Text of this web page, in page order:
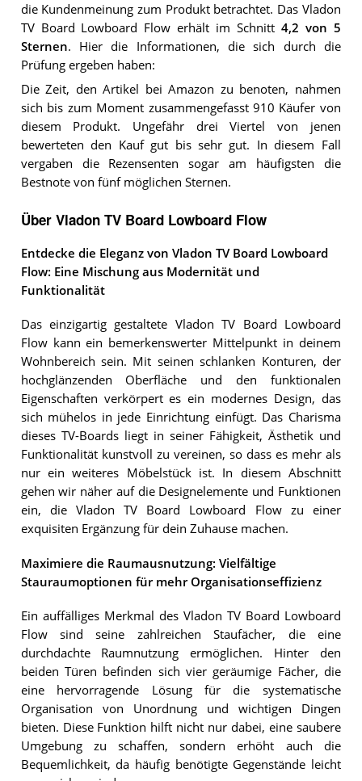
die Kundenmeinung zum Produkt betrachtet. Das Vladon
TV Board Lowboard Flow erhält im Schnitt4,2 von 5
Sternen. Hier die Informationen, die sich durch die
Prüfung ergeben haben:
Die Zeit, den Artikel bei Amazon zu benoten, nahmen
sich bis zum Moment zusammengefasst 910 Käufer von
diesem Produkt. Ungefähr drei Viertel von jenen
bewerteten den Kauf gut bis sehr gut. In diesem Fall
vergaben die Rezensenten sogar am häufigsten die
Bestnote von fünf möglichen Sternen.
Über Vladon TV Board Lowboard Flow
Entdecke die Eleganz von Vladon TV Board Lowboard
Flow: Eine Mischung aus Modernität und
Funktionalität
Das einzigartig gestaltete Vladon TV Board Lowboard
Flow kann ein bemerkenswerter Mittelpunkt in deinem
Wohnbereich sein. Mit seinen schlanken Konturen, der
hochglänzenden Oberfläche und den funktionalen
Eigenschaften verkörpert es ein modernes Design, das
sich mühelos in jede Einrichtung einfügt. Das Charisma
dieses TV-Boards liegt in seiner Fähigkeit, Ästhetik und
Funktionalität kunstvoll zu vereinen, so dass es mehr als
nur ein weiteres Möbelstück ist. In diesem Abschnitt
gehen wir näher auf die Designelemente und Funktionen
ein, die Vladon TV Board Lowboard Flow zu einer
exquisiten Ergänzung für dein Zuhause machen.
Maximiere die Raumausnutzung: Vielfältige
Stauraumoptionen für mehr Organisationseffizienz
Ein auffälliges Merkmal des Vladon TV Board Lowboard
Flow sind seine zahlreichen Staufächer, die eine
durchdachte Raumnutzung ermöglichen. Hinter den
beiden Türen befinden sich vier geräumige Fächer, die
eine hervorragende Lösung für die systematische
Organisation von Unordnung und wichtigen Dingen
bieten. Diese Funktion hilft nicht nur dabei, eine saubere
Umgebung zu schaffen, sondern erhöht auch die
Bequemlichkeit, da häufig benötigte Gegenstände leicht